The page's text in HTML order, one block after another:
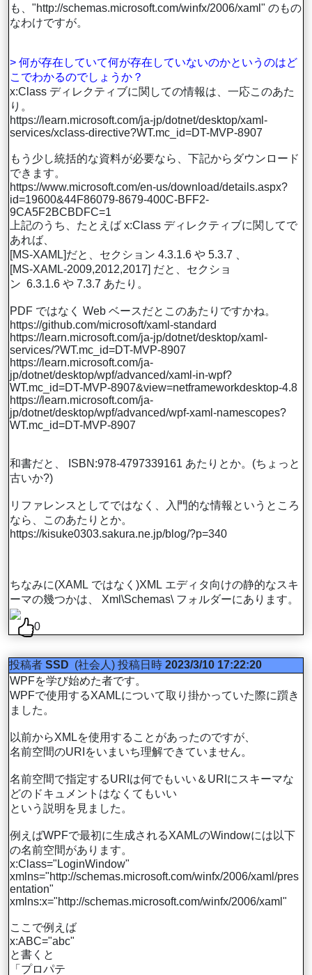
も、"http://schemas.microsoft.com/winfx/2006/xaml" のもの
なわけですが。
> 何が存在していて何が存在していないのかというのはど
こでわかるのでしょうか？
x:Class ディレクティブに関しての情報は、一応このあた
り。
https://learn.microsoft.com/ja-jp/dotnet/desktop/xaml-
services/xclass-directive?WT.mc_id=DT-MVP-8907
もう少し統括的な資料が必要なら、下記からダウンロード
できます。
https://www.microsoft.com/en-us/download/details.aspx?
id=19600&44F86079-8679-400C-BFF2-
9CA5F2BCBDFC=1
上記のうち、たとえば x:Class ディレクティブに関してで
あれば、
[MS-XAML]だと、セクション 4.3.1.6 や 5.3.7 、
[MS-XAML-2009,2012,2017] だと、セクショ
ン 6.3.1.6 や 7.3.7 あたり。
PDF ではなく Web ベースだとこのあたりですかね。
https://github.com/microsoft/xaml-standard
https://learn.microsoft.com/ja-jp/dotnet/desktop/xaml-
services/?WT.mc_id=DT-MVP-8907
https://learn.microsoft.com/ja-
jp/dotnet/desktop/wpf/advanced/xaml-in-wpf?
WT.mc_id=DT-MVP-8907&view=netframeworkdesktop-4.8
https://learn.microsoft.com/ja-
jp/dotnet/desktop/wpf/advanced/wpf-xaml-namescopes?
WT.mc_id=DT-MVP-8907
和書だと、 ISBN:978-4797339161 あたりとか。(ちょっと
古いか?)
リファレンスとしてではなく、入門的な情報というところ
なら、このあたりとか。
https://kisuke0303.sakura.ne.jp/blog/?p=340
ちなみに(XAML ではなく)XML エディタ向けの静的なスキ
ーマの幾つかは、 Xml\Schemas\ フォルダーにあります。
0
投稿者 SSD (社会人) 投稿日時 2023/3/10 17:22:20
WPFを学び始めた者です。
WPFで使用するXAMLについて取り掛かっていた際に躓き
ました。
以前からXMLを使用することがあったのですが、
名前空間のURIをいまいち理解できていません。
名前空間で指定するURIは何でもいい＆URIにスキーマな
どのドキュメントはなくてもいい
という説明を見ました。
例えばWPFで最初に生成されるXAMLのWindowには以下
の名前空間があります。
x:Class="LoginWindow"
xmlns="http://schemas.microsoft.com/winfx/2006/xaml/pres
entation"
xmlns:x="http://schemas.microsoft.com/winfx/2006/xaml"
ここで例えば
x:ABC="abc"
と書くと
「プロパテ